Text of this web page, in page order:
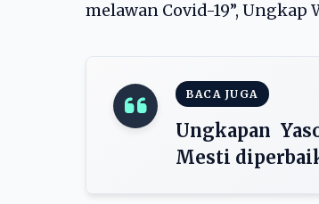
melawan Covid-19”, Ungkap
BACA JUGA
Ungkapan
Mesti